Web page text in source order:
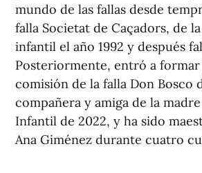
mundo de las fallas desde
falla Societat de Caçadors, de
infantil el año 1992 y después
Posteriormente, entró a
comisión de la falla Don Bosco
compañera y amiga de la
Infantil de 2022, y ha sido
Ana Giménez durante cuatro